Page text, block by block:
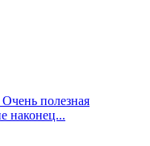
полезная
наконец...